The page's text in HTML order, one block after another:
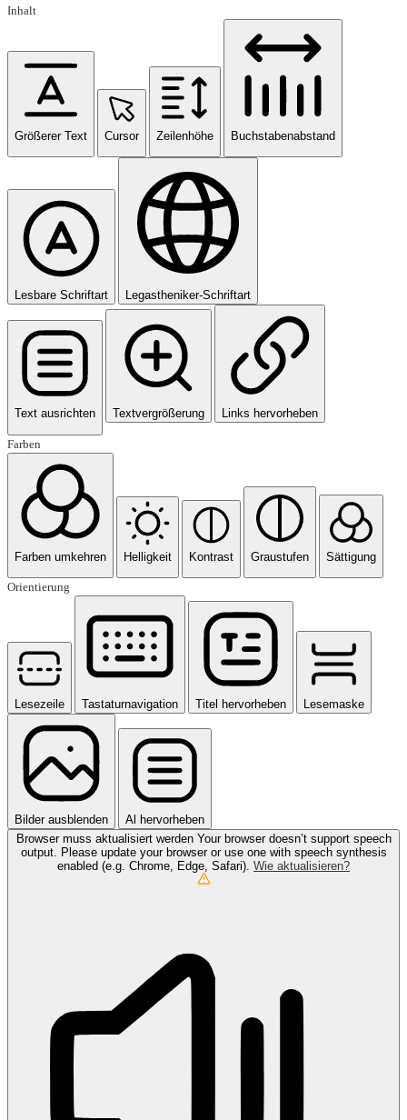
Inhalt
Größerer Text Cursor Zeilenhöhe Buchstabenabstand
Lesbare Schriftart Legastheniker-Schriftart
Text ausrichten Textvergrößerung Links hervorheben
Farben
Farben umkehren Helligkeit Kontrast Graustufen Sättigung
Orientierung
Lesezeile Tastaturnavigation Titel hervorheben Lesemaske
Bilder ausblenden
Al hervorheben
Browser muss aktualisiert werden Your browser doesn’t support speech
output. Please update your browser or use one with speech synthesis
enabled (e.g. Chrome, Edge, Safari). Wie aktualisieren?